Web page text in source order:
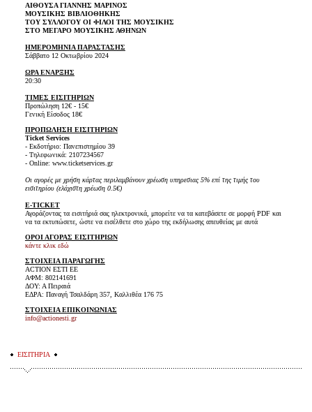
ΑΙΘΟΥΣΑ ΓΙΑΝΝΗΣ ΜΑΡΙΝΟΣ
ΜΟΥΣΙΚΗΣ ΒΙΒΛΙΟΘΗΚΗΣ
ΤΟΥ ΣΥΛΛΟΓΟΥ ΟΙ ΦΙΛΟΙ ΤΗΣ ΜΟΥΣΙΚΗΣ
ΣΤΟ ΜΕΓΑΡΟ ΜΟΥΣΙΚΗΣ ΑΘΗΝΩΝ
ΗΜΕΡΟΜΗΝΙΑ ΠΑΡΑΣΤΑΣHΣ
Σάββατο 12 Οκτωβρίου 2024
ΩΡΑ ΕΝΑΡΞΗΣ
20:30
ΤΙΜΕΣ ΕΙΣΙΤΗΡΙΩΝ
Προπώληση 12€ - 15€
Γενική Είσοδος 18€
ΠΡΟΠΩΛΗΣΗ ΕΙΣΙΤΗΡΙΩΝ
Ticket Services
- Εκδοτήριο: Πανεπιστημίου 39
- Τηλεφωνικά: 2107234567
- Online: www.ticketservices.gr
Οι αγορές με χρήση κάρτας περιλαμβάνουν χρέωση υπηρεσιας 5% επί της τιμής του
εισιτηρίου (ελάχιστη χρέωση 0.5€)
E-TICKET
Αγοράζοντας τα εισιτήριά σας ηλεκτρονικά, μπορείτε να τα κατεβάσετε σε μορφή PDF και
να τα εκτυπώσετε, ώστε να εισέλθετε στο χώρο της εκδήλωσης απευθείας με αυτά
ΟΡΟΙ ΑΓΟΡΑΣ ΕΙΣΙΤΗΡΙΩΝ
κάντε κλικ εδώ
ΣΤΟΙΧΕΙΑ ΠΑΡΑΓΩΓΗΣ
ACTION ΕΣΤΙ ΕΕ
ΑΦΜ: 802141691
ΔΟΥ: Α Πειραιά
ΕΔΡΑ: Παναγή Τσαλδάρη 357, Καλλιθέα 176 75
ΣΤΟΙΧΕΙΑ ΕΠΙΚΟΙΝΩΝΙΑΣ
info@actionesti.gr
ΕΙΣΙΤΗΡΙΑ